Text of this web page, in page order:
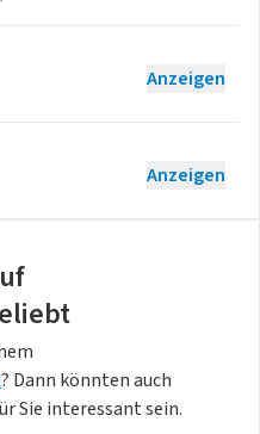
Anzeigen
Anzeigen
? Dann könnten auch
Sie interessant sein.